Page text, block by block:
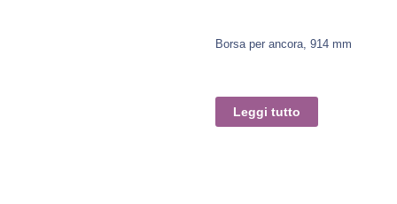
Borsa per ancora, 914 mm
Leggi tutto